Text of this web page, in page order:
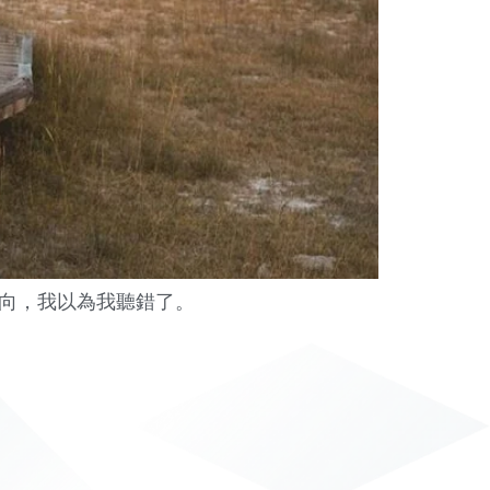
，我以為我聽錯了。